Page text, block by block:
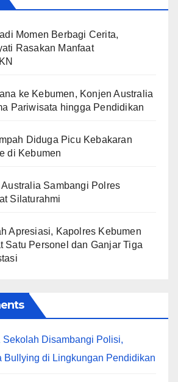
Momen Berbagi Cerita,
Rasakan Manfaat
ke Kebumen, Konjen Australia
Pariwisata hingga Pendidikan
Diduga Picu Kebakaran
di Kebumen
Sambangi Polres
Silaturahmi
Apresiasi, Kapolres Kebumen
Satu Personel dan Ganjar Tiga
Sekolah Disambangi Polisi,
Bullying di Lingkungan Pendidikan